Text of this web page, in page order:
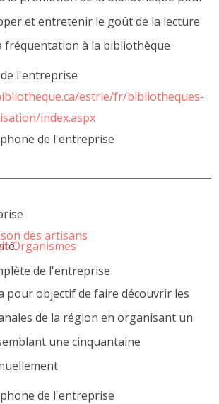
et entretenir le goût de la lecture
fréquentation à la bibliothèque
l'entreprise
estrie/fr/bibliotheques-
index.aspx
de l'entreprise
des artisans
Organismes
de l'entreprise
pour objectif de faire découvrir les
de la région en organisant un
une cinquantaine
de l'entreprise